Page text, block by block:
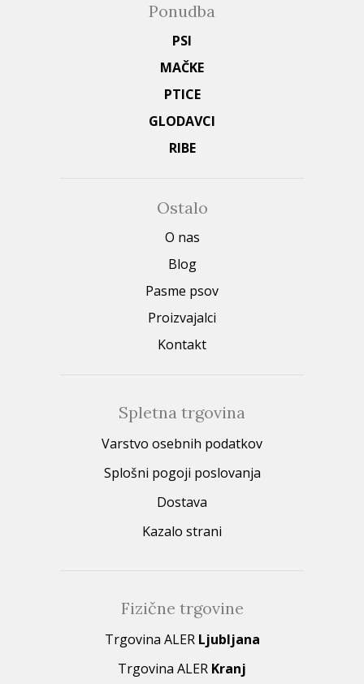
Ponudba
PSI
MAČKE
PTICE
GLODAVCI
RIBE
Ostalo
O nas
Blog
Pasme psov
Proizvajalci
Kontakt
Spletna trgovina
Varstvo osebnih podatkov
Splošni pogoji poslovanja
Dostava
Kazalo strani
Fizične trgovine
Trgovina ALER Ljubljana
Trgovina ALER Kranj